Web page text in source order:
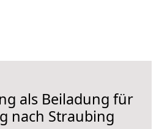
als Beiladung für
nach Straubing